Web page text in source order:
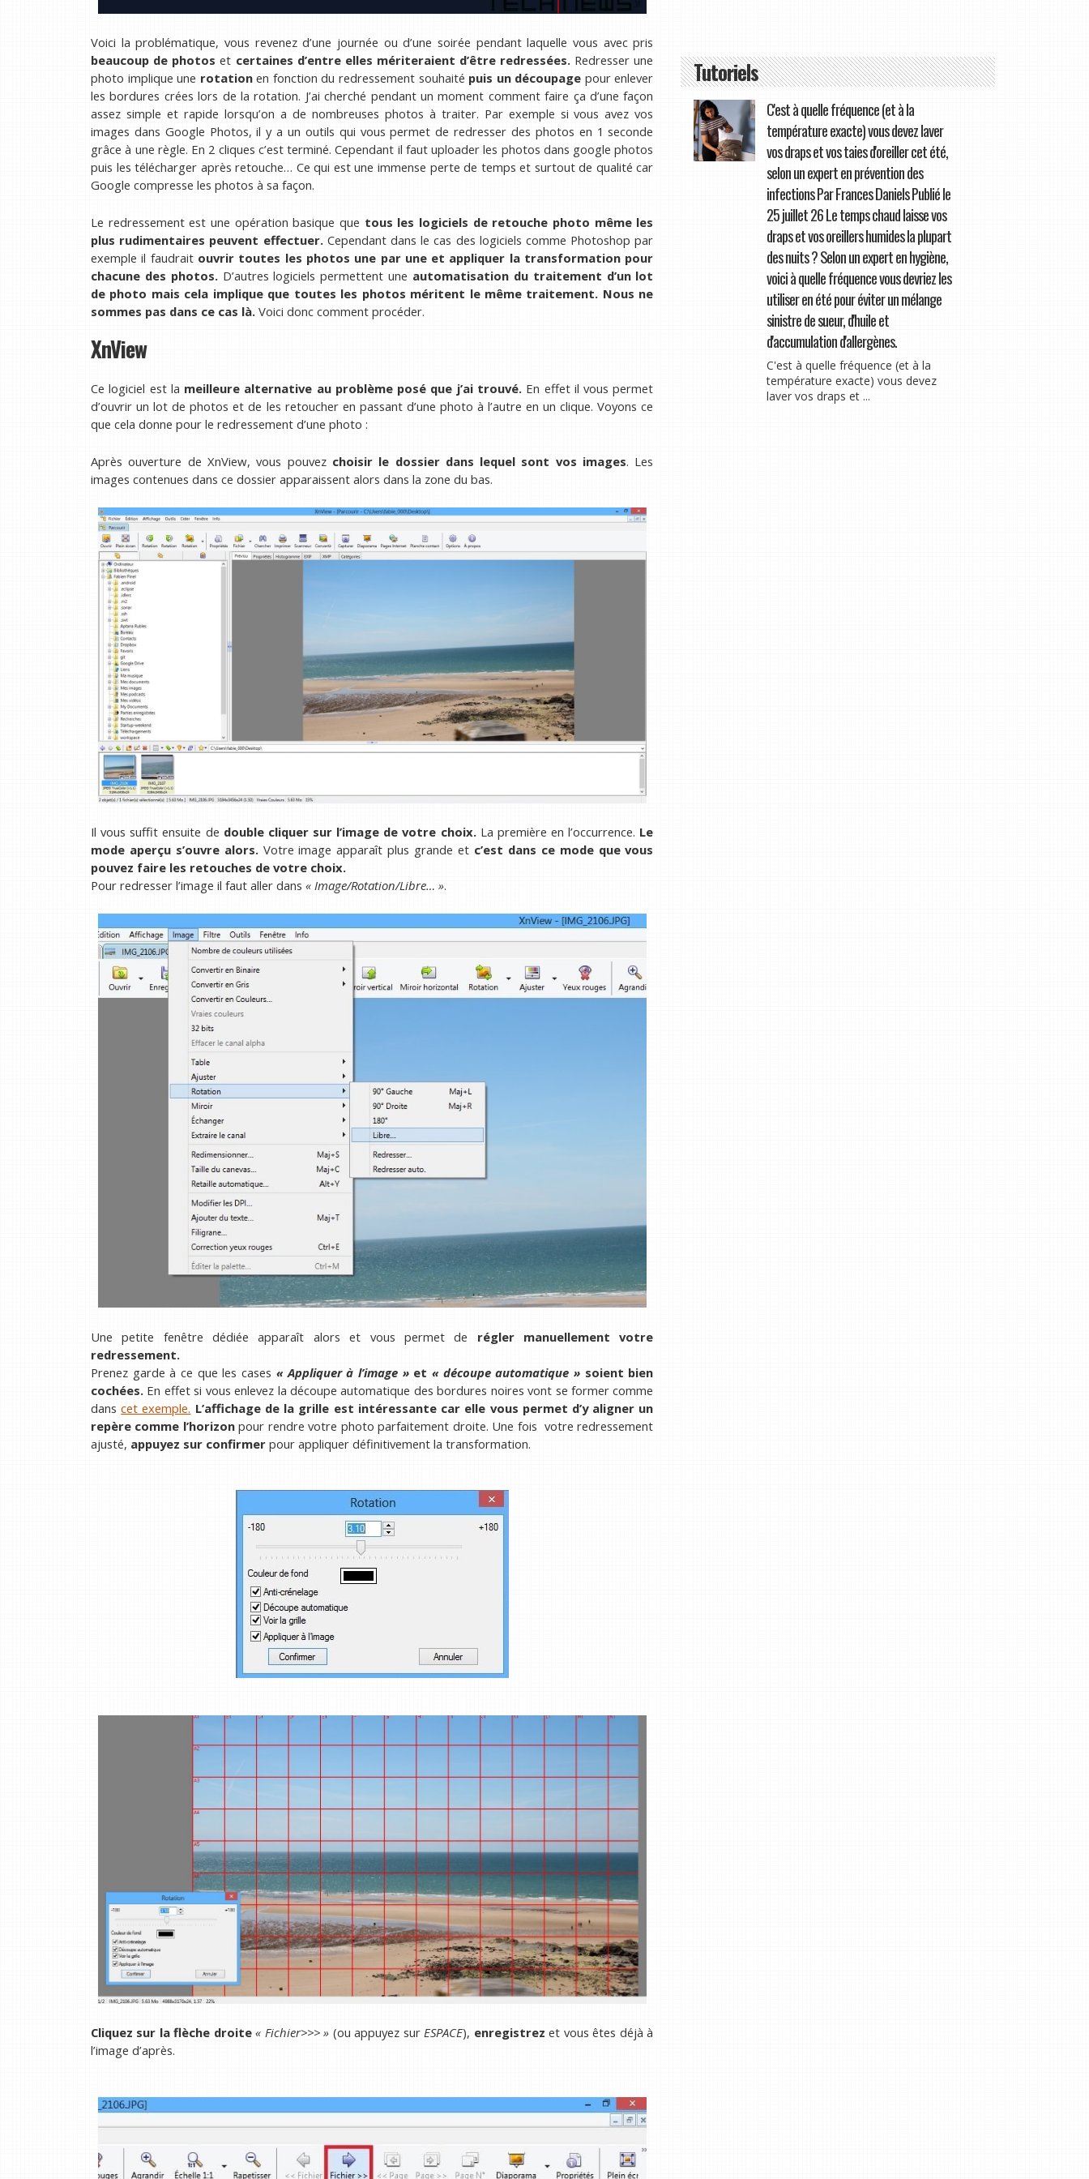
Voici la problématique, vous revenez d’une journée ou d’une soirée pendant laquelle vous avec pris
beaucoup de photos et certaines d’entre elles mériteraient d’être redressées. Redresser une
photo implique une rotationen fonction du redressement souhaité puis un découpage pour enlever
les bordures crées lors de la rotation. J’ai cherché pendant un moment comment faire ça d’une façon
assez simple et rapide lorsqu’on a de nombreuses photos à traiter. Par exemple si vous avez vos
images dans Google Photos, il y a un outils qui vous permet de redresser des photos en 1 seconde
grâce à une règle. En 2 cliques c’est terminé. Cependant il faut uploader les photos dans google photos
puis les télécharger après retouche… Ce qui est une immense perte de temps et surtout de qualité car
Google compresse les photos à sa façon.
Le redressement est une opération basique que tous les logiciels de retouche photo même les
plus rudimentaires peuvent effectuer.Cependant dans le cas des logiciels comme Photoshop par
exemple il faudrait ouvrir toutes les photos une par une et appliquer la transformation pour
chacune des photos.D’autres logiciels permettent une automatisation du traitement d’un lot
de photo mais cela implique que toutes les photos méritent le même traitement. Nous ne
sommes pas dans ce cas là. Voici donc comment procéder.
XnView
Ce logiciel est la meilleure alternative au problème posé que j’ai trouvé. En effet il vous permet
d’ouvrir un lot de photos et de les retoucher en passant d’une photo à l’autre en un clique. Voyons ce
que cela donne pour le redressement d’une photo :
Après ouverture de XnView, vous pouvez choisir le dossier dans lequel sont vos images. Les
images contenues dans ce dossier apparaissent alors dans la zone du bas.
Il vous suffit ensuite de double cliquer sur l’image de votre choix.La première en l’occurrence. Le
mode aperçu s’ouvre alors.Votre image apparaît plus grande et c’est dans ce mode que vous
pouvez faire les retouches de votre choix.
Pour redresser l’image il faut aller dans « Image/Rotation/Libre… ».
Une petite fenêtre dédiée apparaît alors et vous permet de régler manuellement votre
redressement.
Prenez garde à ce que les cases « Appliquer à l’image »et « découpe automatique » soient bien
cochées. En effet si vous enlevez la découpe automatique des bordures noires vont se former comme
danscet exemple. L’affichage de la grille est intéressante car elle vous permet d’y aligner un
repère comme l’horizonpour rendre votre photo parfaitement droite. Une fois votre redressement
ajusté, appuyez sur confirmer pour appliquer définitivement la transformation.
Cliquez sur la flèche droite « Fichier>>> » (ou appuyez surESPACE), enregistrez et vous êtes déjà à
l’image d’après.
Tutoriels
C'est à quelle fréquence (et à la
température exacte) vous devez laver
vos draps et vos taies d'oreiller cet été,
selon un expert en prévention des
infections Par Frances Daniels Publié le
25 juillet 26 Le temps chaud laisse vos
draps et vos oreillers humides la plupart
des nuits ? Selon un expert en hygiène,
voici à quelle fréquence vous devriez les
utiliser en été pour éviter un mélange
sinistre de sueur, d'huile et
d'accumulation d'allergènes.
C'est à quelle fréquence (et à la
température exacte) vous devez
laver vos draps et ...